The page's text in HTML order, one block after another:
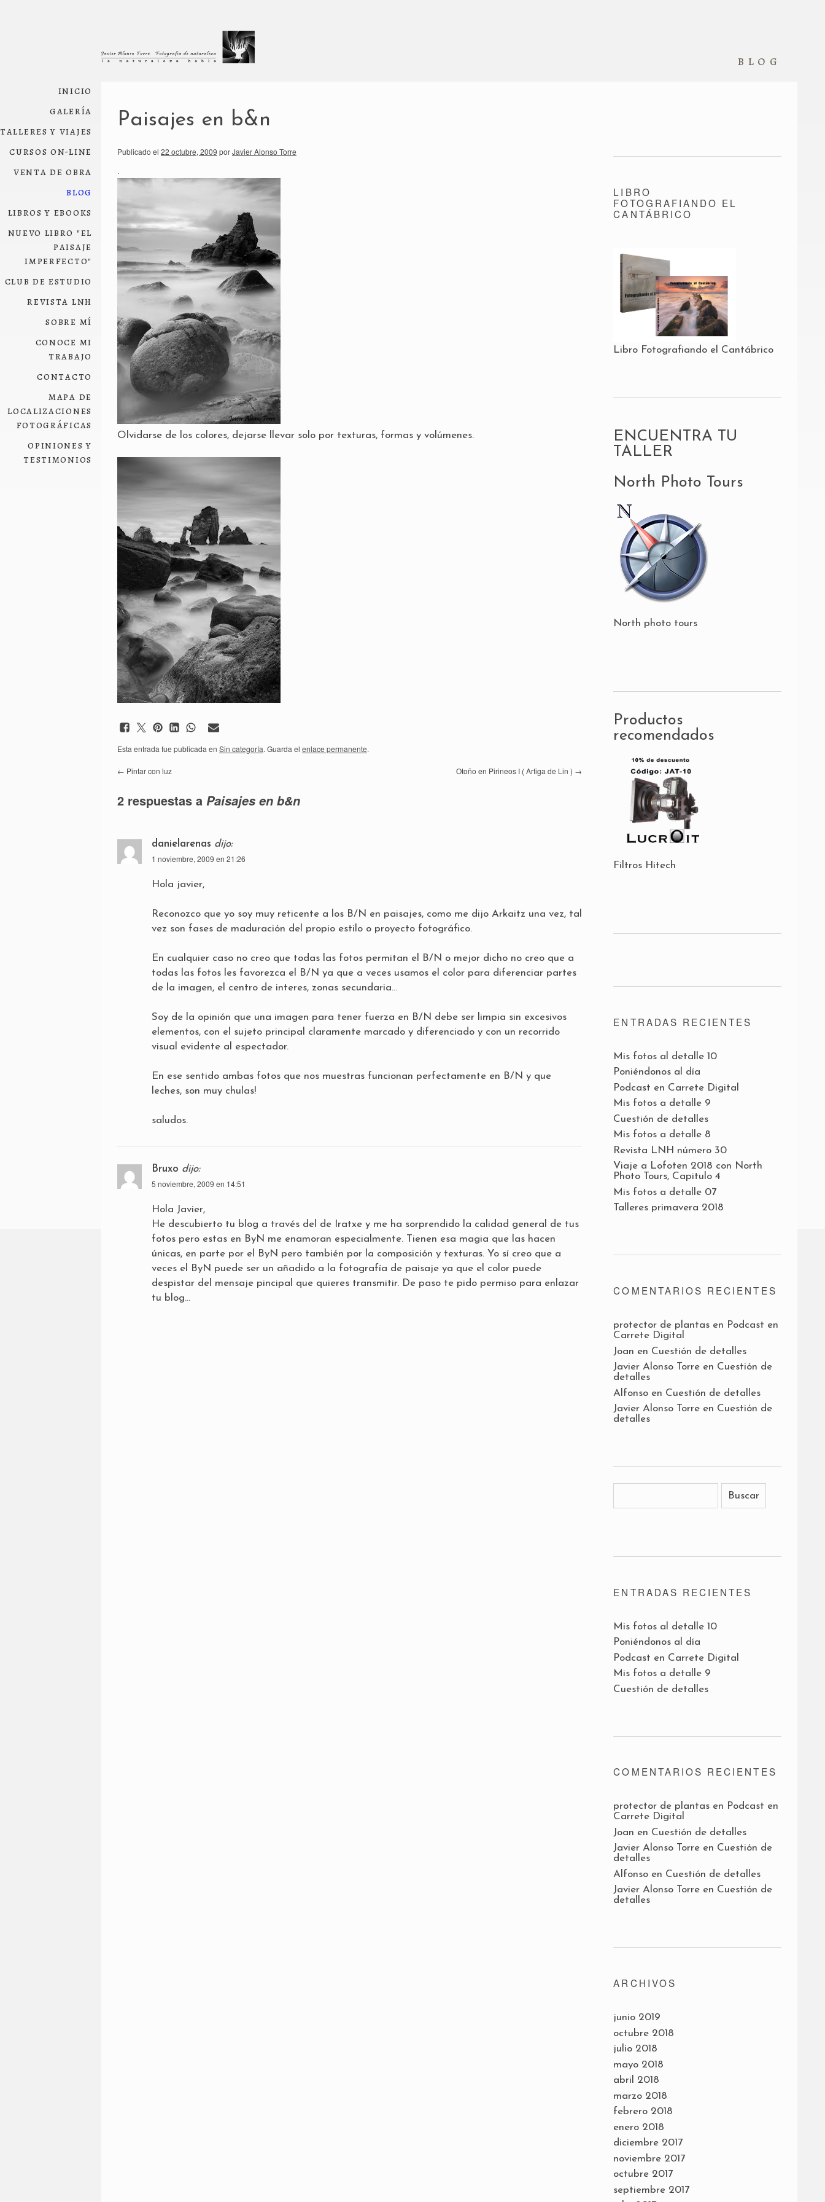
inicio
galería
talleres y viajes
cursos on-line
venta de obra
blog
libros y ebooks
nuevo libro "el
paisaje
imperfecto"
club de estudio
revista lnh
sobre mí
conoce mi
trabajo
contacto
mapa de
localizaciones
fotográficas
opiniones y
testimonios
blog
Paisajes en b&n
Publicado el 22 octubre, 2009 porJavier Alonso Torre
.
Olvidarse de los colores, dejarse llevar solo por texturas, formas y volúmenes.
Esta entrada fue publicada en Sin categoría. Guarda el enlace permanente.
← Pintar con luz Otoño en Pirineos I ( Artiga de Lin ) →
2 respuestas a Paisajes en b&n
danielarenas dijo:
1 noviembre, 2009 en 21:26
Hola javier,
Reconozco que yo soy muy reticente a los B/N en paisajes, como me dijo Arkaitz una vez, tal
vez son fases de maduración del propio estilo o proyecto fotográfico.
En cualquier caso no creo que todas las fotos permitan el B/N o mejor dicho no creo que a
todas las fotos les favorezca el B/N ya que a veces usamos el color para diferenciar partes
de la imagen, el centro de interes, zonas secundaria…
Soy de la opinión que una imagen para tener fuerza en B/N debe ser limpia sin excesivos
elementos, con el sujeto principal claramente marcado y diferenciado y con un recorrido
visual evidente al espectador.
En ese sentido ambas fotos que nos muestras funcionan perfectamente en B/N y que
leches, son muy chulas!
saludos.
Bruxo dijo:
5 noviembre, 2009 en 14:51
Hola Javier,
He descubierto tu blog a través del de Iratxe y me ha sorprendido la calidad general de tus
fotos pero estas en ByN me enamoran especialmente. Tienen esa magia que las hacen
únicas, en parte por el ByN pero también por la composición y texturas. Yo sí creo que a
veces el ByN puede ser un añadido a la fotografía de paisaje ya que el color puede
despistar del mensaje pincipal que quieres transmitir. De paso te pido permiso para enlazar
tu blog…
LIBRO
FOTOGRAFIANDO EL
CANTÁBRICO
Libro Fotografiando el Cantábrico
ENCUENTRA TU
TALLER
North Photo Tours
North photo tours
Productos
recomendados
Filtros Hitech
ENTRADAS RECIENTES
Mis fotos al detalle 10
Poniéndonos al día
Podcast en Carrete Digital
Mis fotos a detalle 9
Cuestión de detalles
Mis fotos a detalle 8
Revista LNH número 30
Viaje a Lofoten 2018 con North
Photo Tours, Capitulo 4
Mis fotos a detalle 07
Talleres primavera 2018
COMENTARIOS RECIENTES
protector de plantas en Podcast en
Carrete Digital
Joan en Cuestión de detalles
Javier Alonso Torre en Cuestión de
detalles
Alfonso en Cuestión de detalles
Javier Alonso Torre en Cuestión de
detalles
ENTRADAS RECIENTES
Mis fotos al detalle 10
Poniéndonos al día
Podcast en Carrete Digital
Mis fotos a detalle 9
Cuestión de detalles
COMENTARIOS RECIENTES
protector de plantas en Podcast en
Carrete Digital
Joan en Cuestión de detalles
Javier Alonso Torre en Cuestión de
detalles
Alfonso en Cuestión de detalles
Javier Alonso Torre en Cuestión de
detalles
ARCHIVOS
junio 2019
octubre 2018
julio 2018
mayo 2018
abril 2018
marzo 2018
febrero 2018
enero 2018
diciembre 2017
noviembre 2017
octubre 2017
septiembre 2017